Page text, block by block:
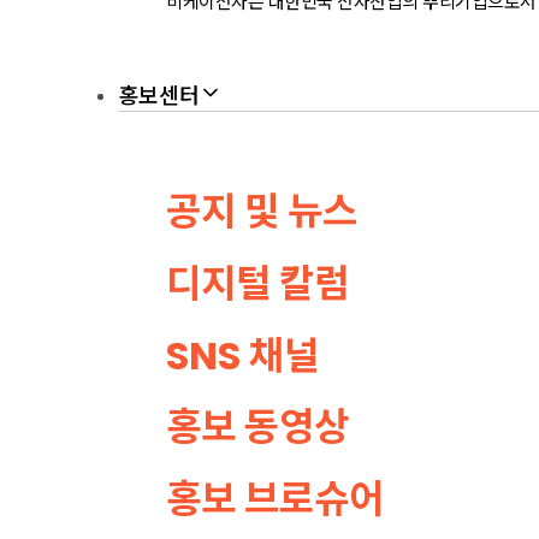
홍보센터
공지 및 뉴스
디지털 칼럼
SNS 채널
홍보 동영상
홍보 브로슈어